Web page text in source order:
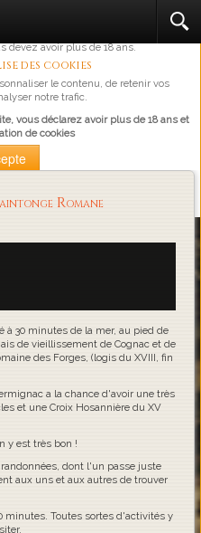
la santé, à consommer avec
devez avoir plus de 18 ans.
des cookies
le contenu, de retenir vos
notre trafic.
vous déclarez avoir plus de 18 ans et
de cookies
Romane
30 minutes de la mer, au pied de
de vieillissement de Cognac et de
des Forges, (logis du XVIII, fin
a la chance d'avoir une très
et une Croix Hosannière du XV
y est très bon !
dont l'un passe juste
aux uns et aux autres de trouver
minutes. Toutes sortes d'activités y